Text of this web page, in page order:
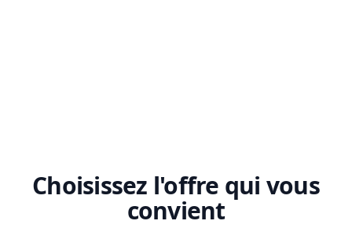
Choisissez l'offre qui vous
convient